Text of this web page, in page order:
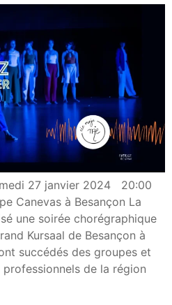
27 janvier 2024 20:00
Canevas à Besançon La
une soirée chorégraphique
Kursaal de Besançon à
succédés des groupes et
de la région